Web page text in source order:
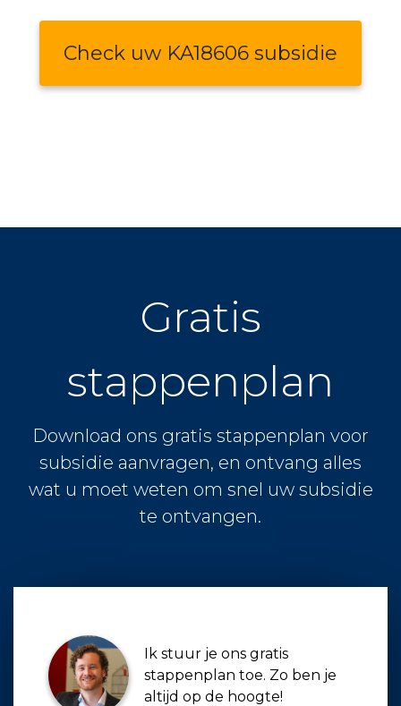
Check uw KA18606 subsidie
Gratis
stappenplan
Download ons gratis stappenplan voor
subsidie aanvragen, en ontvang alles
wat u moet weten om snel uw subsidie
te ontvangen.
Ik stuur je ons gratis
stappenplan toe. Zo ben je
altijd op de hoogte!